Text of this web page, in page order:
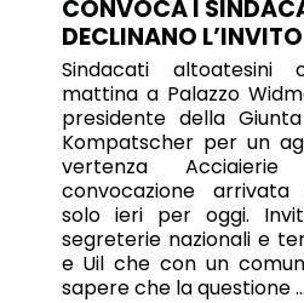
CONVOCA I
DECLINANO L’INVITO
Sindacati altoatesini
mattina a Palazzo
presidente della
Kompatscher per un
vertenza
convocazione arrivata
solo ieri per oggi.
segreterie nazionali e
e Uil che con un
sapere che la questione …